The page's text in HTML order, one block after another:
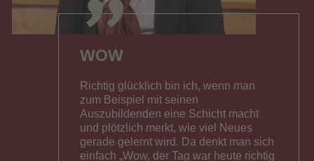
WOW
Richtig glücklich bin ich, wenn man
zum Beispiel mit seinen
Auszubildenden eine Schicht macht
und plötzlich merkt, wie viel Neues
gerade gelernt wird. Da denkt man sich
einfach „Wow, der Tag war heute richtig